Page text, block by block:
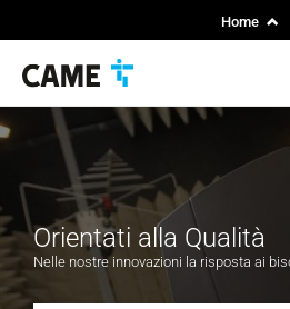
Home
Orientati alla Qualità
Nelle nostre innovazioni la risposta ai